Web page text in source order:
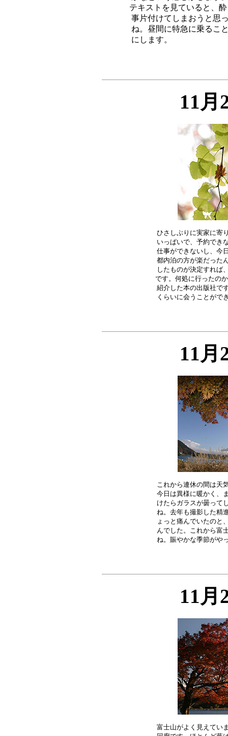
テキストを見ていると、
事片付けてしまおうと思
ね。昼間に特急に乗るこ
11月
ひさしぶりに実家に寄
いっぱいで、予約でき
仕事ができないし、今
都内泊の方が楽だった
したものが決定すれば
です。何処に行ったの
紹介した本の出版社で
11月
これから連休の間は天
今日は異様に暖かく、
けたらガラスが曇って
ね。去年も撮影した精
ょっと痛んでいたのと
んでした。これから富
11月
富士山がよく見えてい